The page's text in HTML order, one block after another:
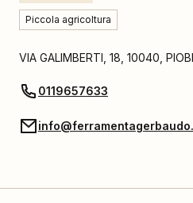
Piccola agricoltura
VIA GALIMBERTI, 18 10040
0119657633